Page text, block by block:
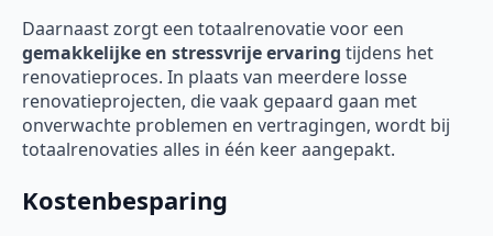
Daarnaast zorgt een totaalrenovatie voor een
gemakkelijke en stressvrije ervaring tijdens het
renovatieproces. In plaats van meerdere losse
renovatieprojecten, die vaak gepaard gaan met
onverwachte problemen en vertragingen, wordt bij
totaalrenovaties alles in één keer aangepakt.
Kostenbesparing